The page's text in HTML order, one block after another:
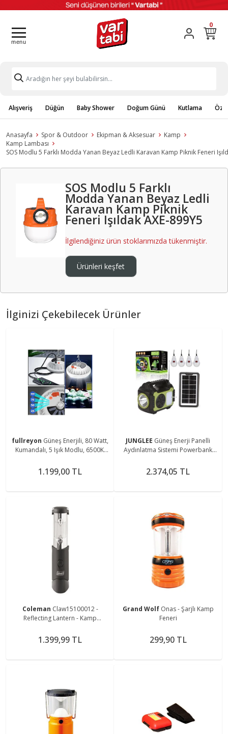
0
Alışveriş Düğün Baby Shower Doğum Günü Kutlama
Anasayfa Spor & Outdoor Ekipman & Aksesuar
Kamp
Kamp Lambası
SOS Modlu 5 Farklı Modda Yanan Beyaz Ledli Karavan Kamp Piknik Feneri
SOS Modlu 5 Farklı
Modda Yanan Beyaz Ledli
Karavan Kamp Piknik
Feneri Işıldak AXE-899Y5
İlgilendiğiniz ürün stoklarımızda tükenmiştir.
Ürünleri keşfet
İlginizi Çekebilecek Ürünler
fullreyon Güneş Enerjili, 80 Watt,
Kumandalı, 5 Işık Modlu, 6500K,
Kamp Feneri
1.199,00 TL
JUNGLEE Güneş Enerji Panelli
Aydınlatma Sistemi Powerbank
Bluetooth Hoparlör
2.374,05 TL
Coleman Claw15100012 -
Reflecting Lantern - Kamp
1.399,99 TL
Grand Wolf Onas - Şarjlı Kamp
Feneri
299,90 TL